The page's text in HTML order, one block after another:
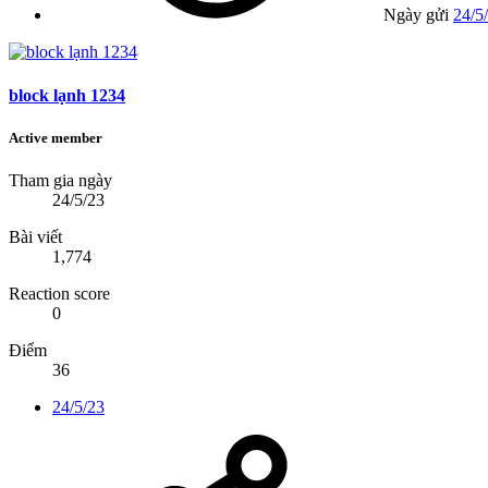
Ngày gửi 24/
block lạnh 1234
Active member
Tham gia ngày
24/5/23
Bài viết
1,774
Reaction score
0
Điểm
36
24/5/23